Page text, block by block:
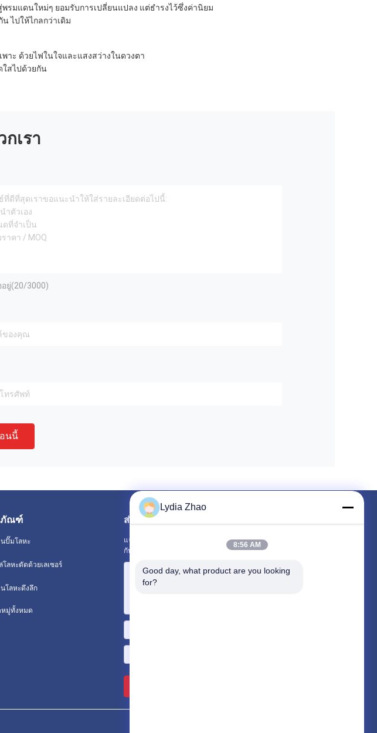
รมแดนใหม่ๆ ยอมรับการเปลี่ยนแปลง แต่ธำรงไว้ซึ่งค่านิยม
ไปให้ไกลกว่าเดิม
าะ ด้วยไฟในใจและแสงสว่างในดวงตา
ใสไปด้วยกัน
เรา
ยู่(20/3000)
นนี้
ภัณฑ์
ปั๊มโลหะ
โลหะตัดด้วยเลเซอร์
โลหะดึงลึก
มู่ทั้งหมด
ส่งจดหมายถึงเรา
แจ้งให้เราทราบความต้องการของคุณ เราจะเชื่อมต่อผลิตภัณฑ์ที่ดีที่สุด
กับคุณ
Lydia Zhao
8:56 AM
Good day, what product are you looking
for?